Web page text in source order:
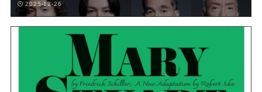
2025-12-26